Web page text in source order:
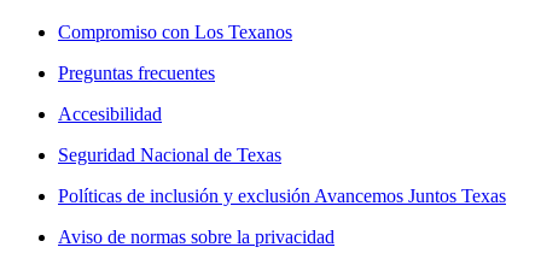
Compromiso con Los Texanos
Preguntas frecuentes
Accesibilidad
Seguridad Nacional de Texas
Políticas de inclusión y exclusión Avancemos Juntos Texas
Aviso de normas sobre la privacidad